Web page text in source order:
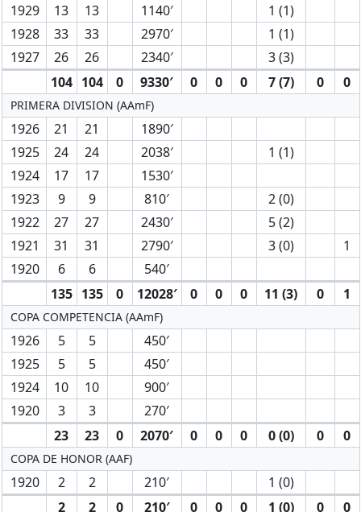
1929
13 13 1140′
1 (1)
1928
33 33 2970′
1 (1)
1927
26 26 2340′
3 (3)
104 104 0 9330′ 0 0 0 7 (7) 0 0
PRIMERA DIVISION (AAmF)
1926 21 21
1890′
1925
24 24 2038′
1 (1)
1924
17 17
1530′
1923
9 9 810′
2 (0)
1922
27 27 2430′
5 (2)
1921
31 31 2790′ 3 (0)
1
1920
6 6
540′
135 135 0 12028′ 0 0 0 11 (3) 0 1
COPA COMPETENCIA (AAmF)
1926 5 5
450′
1925
5 5
450′
1924
10 10
900′
1920
3 3
270′
23
23 0 2070′ 0 0 0 0 (0) 0 0
COPA DE HONOR (AAF)
1920 2 2 210′
1 (0)
2
2 0 210′ 0 0 0 1 (0) 0 0